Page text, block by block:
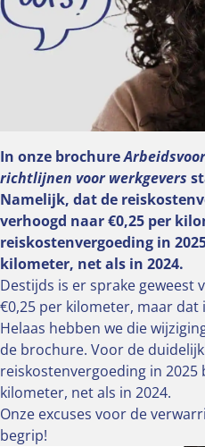
In onze brochure
richtlijnen voor werkgevers
Namelijk, dat de
verhoogd naar €0,25 per
reiskostenvergoeding in
kilometer, net als in 2024.
Destijds is er sprake geweest
€0,25 per kilometer, maar
Helaas hebben we die
de brochure. Voor de
reiskostenvergoeding in 2025
kilometer, net als in 2024.
Onze excuses voor de
begrip!